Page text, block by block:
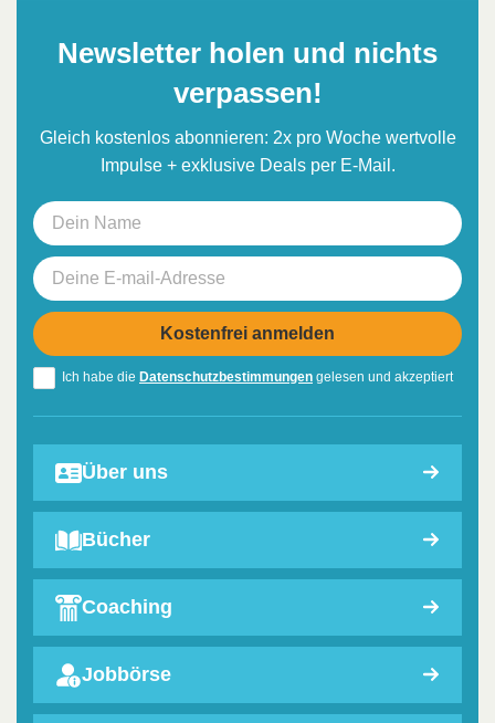
Newsletter holen und nichts
verpassen!
Gleich kostenlos abonnieren: 2x pro Woche wertvolle
Impulse + exklusive Deals per E-Mail.
Ich habe die Datenschutzbestimmungen gelesen und akzeptiert
Über uns
Bücher
Coaching
Jobbörse